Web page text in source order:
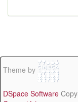
Theme by
DSpace Software